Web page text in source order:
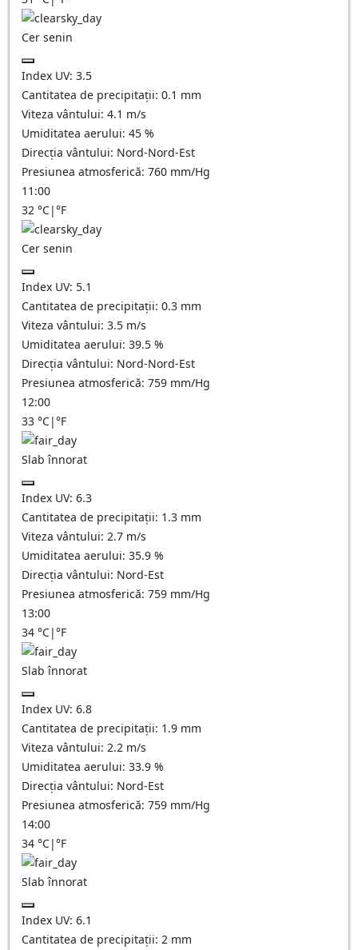
Cer senin
Index UV: 3.5
Cantitatea de precipitații: 0.1 mm
Viteza vântului: 4.1 m/s
Umiditatea aerului: 45 %
Direcția vântului: Nord-Nord-Est
Presiunea atmosferică: 760 mm/Hg
11:00
32 °C|°F
Cer senin
Index UV: 5.1
Cantitatea de precipitații: 0.3 mm
Viteza vântului: 3.5 m/s
Umiditatea aerului: 39.5 %
Direcția vântului: Nord-Nord-Est
Presiunea atmosferică: 759 mm/Hg
12:00
33 °C|°F
Slab înnorat
Index UV: 6.3
Cantitatea de precipitații: 1.3 mm
Viteza vântului: 2.7 m/s
Umiditatea aerului: 35.9 %
Direcția vântului: Nord-Est
Presiunea atmosferică: 759 mm/Hg
13:00
34 °C|°F
Slab înnorat
Index UV: 6.8
Cantitatea de precipitații: 1.9 mm
Viteza vântului: 2.2 m/s
Umiditatea aerului: 33.9 %
Direcția vântului: Nord-Est
Presiunea atmosferică: 759 mm/Hg
14:00
34 °C|°F
Slab înnorat
Index UV: 6.1
Cantitatea de precipitații: 2 mm